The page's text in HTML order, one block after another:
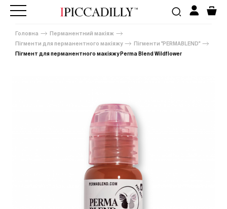
Головна
Перманентний макіяж
Пігменти для перманентного макіяжу
Пігменти "PERMABLEND"
Пігмент для перманентного макіяжу Perma Blend Wildflower